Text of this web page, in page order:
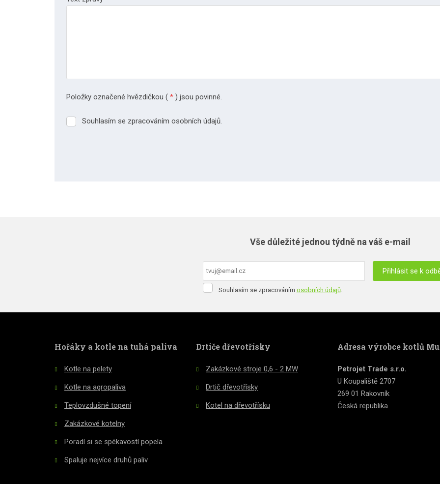
Položky označené hvězdičkou ( * ) jsou povinné.
Souhlasím
Souhlasím se zpracováním osobních údajů.
Vše důležité jednou týdně na váš e-mail
Souhlasím
osobních
Souhlasím se zpracováním osobních údajů.
Přihlásit se k
odeslat.
Hořáky a kotle na tuhá paliva
Kotle na pelety
Kotle na agropaliva
Teplovzdušné topení
Zakázkové kotelny
Poradí si se spékavostí popela
Spaluje nejvíce druhů paliv
Drtiče dřevotřísky
Zakázkové stroje 0,6 - 2 MW
Drtič dřevotřísky
Kotel na dřevotřísku
Adresa výrobce kotlů
Petrojet Trade s.r.o.
U Koupaliště 2707
269 01 Rakovník
Česká republika